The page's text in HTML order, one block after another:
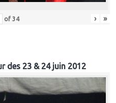
of 34 › »
des 23 & 24 juin 2012